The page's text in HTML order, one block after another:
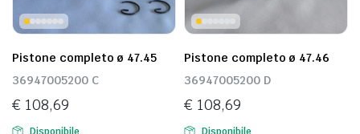
Pistone completo ø 47.45
36947005200 C
€ 108,69
Pistone completo ø 47.46
36947005200 D
€ 108,69